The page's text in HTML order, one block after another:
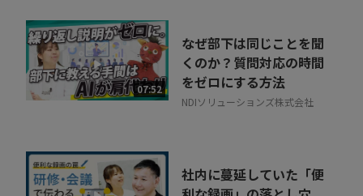
07:52
なぜ部下は同じことを聞
くのか？質問対応の時間
をゼロにする方法
NDIソリューションズ株式会社
社内に蔓延していた「便